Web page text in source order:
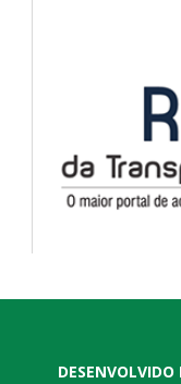
DESENVOLVIDO